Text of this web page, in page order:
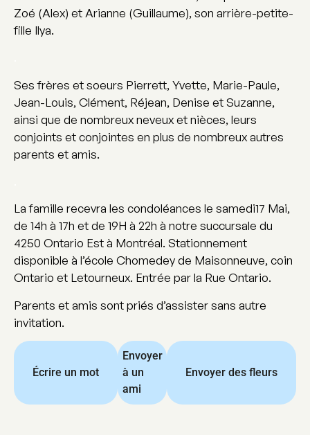
Zoé (Alex) et Arianne (Guillaume), son arrière-petite-
fille Ilya.
Ses frères et soeurs Pierrett, Yvette, Marie-Paule,
Jean-Louis, Clément, Réjean, Denise et Suzanne,
ainsi que de nombreux neveux et nièces, leurs
conjoints et conjointes en plus de nombreux autres
parents et amis.
La famille recevra les condoléances le samedi17 Mai,
de 14h à 17h et de 19H à 22h à notre succursale du
4250 Ontario Est à Montréal. Stationnement
disponible à l’école Chomedey de Maisonneuve, coin
Ontario et Letourneux. Entrée par la Rue Ontario.
Parents et amis sont priés d’assister sans autre
invitation.
Écrire un mot
Envoyer
à un
ami
Envoyer des fleurs